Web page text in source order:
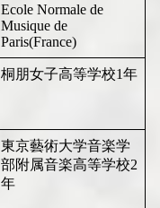
Ecole Normale de
Musique de
Paris(France)
桐朋女子高等学校1年
東京藝術大学音楽学
部附属音楽高等学校2
年